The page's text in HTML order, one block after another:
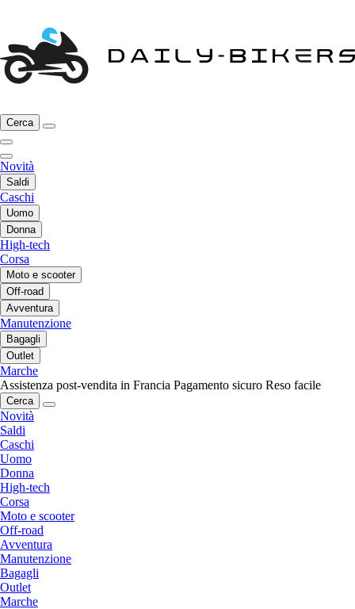
Cerca
Novità
Saldi
Caschi
Uomo
Donna
High-tech
Corsa
Moto e scooter
Off-road
Avventura
Manutenzione
Bagagli
Outlet
Marche
Assistenza post-vendita in Francia Pagamento sicuro Reso facile
Cerca
Novità
Saldi
Caschi
Uomo
Donna
High-tech
Corsa
Moto e scooter
Off-road
Avventura
Manutenzione
Bagagli
Outlet
Marche